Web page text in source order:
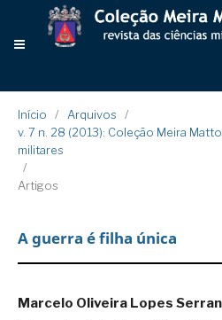
Início / Arquivos
/
v. 7 n. 28 (2013): Coleção Meira
militares
/
Artigos
A guerra é filha única
Marcelo Oliveira Lopes